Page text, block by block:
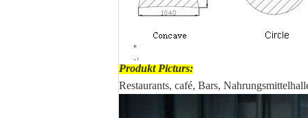
Produkt Picturs:
Restaurants, café, Bars,